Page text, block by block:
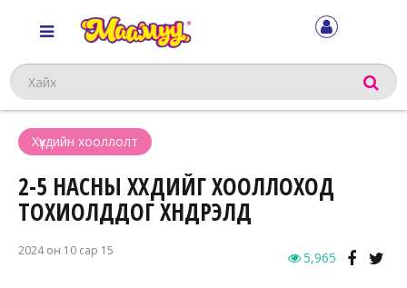
Хайх
Хүүхдийн хооллолт
2-5 НАСНЫ ХҮҮХДИЙГ ХООЛЛОХОД
ТОХИОЛДДОГ ХҮНДРЭЛҮҮД
2024 он 10 сар 15 5,965